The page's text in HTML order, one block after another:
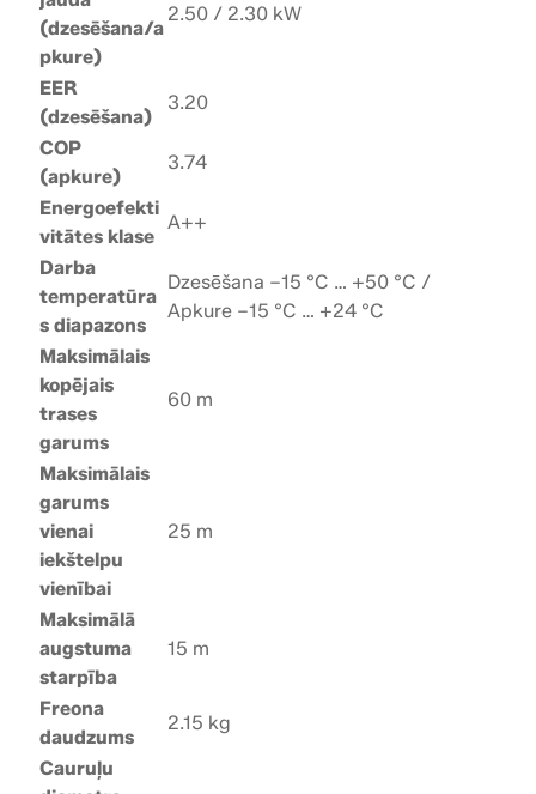
(dzesēšana/a
pkure)
2.50 / 2.30 kW
EER
(dzesēšana)
3.20
COP
(apkure)
3.74
Energoefekti
vitātes klase
A++
Darba
temperatūra
s diapazons
Dzesēšana –15 °C … +50 °C /
Apkure –15 °C … +24 °C
Maksimālais
kopējais
trases
garums
60 m
Maksimālais
garums
vienai
iekštelpu
vienībai
25 m
Maksimālā
augstuma
starpība
15 m
Freona
daudzums
2.15 kg
Cauruļu